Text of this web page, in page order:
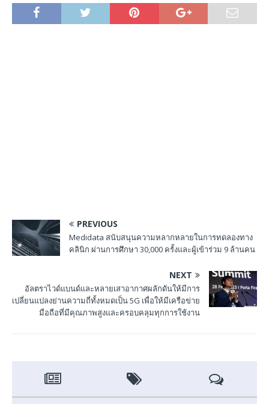
PREVIOUS
Medidata สนับสนุนความหลากหลายในการทดลองทาง
คลินิก ผ่านการศึกษา 30,000 ครั้งและผู้เข้าร่วม 9 ล้านคน
NEXT
อัลตราไวด์แบนด์และหลายเสาอากาศผลักดันให้มีการ
เปลี่ยนแปลงย่านความถี่ทั้งหมดเป็น 5G เพื่อให้มีเครือข่าย
มือถือที่มีคุณภาพสูงและครอบคลุมทุกการใช้งาน